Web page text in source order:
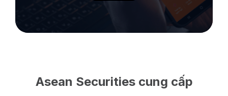
Asean Securities cung cấp